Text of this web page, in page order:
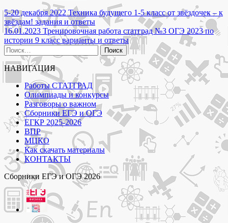
Навигация
по
записям
5-20 декабря 2022 Техника будущего 1-5 класс от звёздочек – к
звёздам! задания и ответы
16.01.2023 Тренировочная работа статград №3 ОГЭ 2023 по
истории 9 класс варианты и ответы
Найти:
НАВИГАЦИЯ
Работы СТАТГРАД
Олимпиады и конкурсы
Разговоры о важном
Сборники ЕГЭ и ОГЭ
ЕГКР 2025-2026
ВПР
МЦКО
Как скачать материалы
КОНТАКТЫ
Сборники ЕГЭ и ОГЭ 2026